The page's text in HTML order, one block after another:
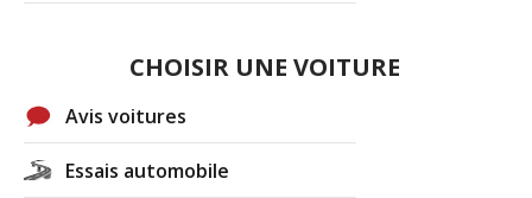
CHOISIR UNE VOITURE
Avis voitures
Essais automobile